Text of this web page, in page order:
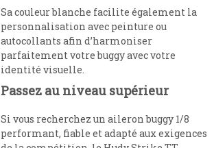
Sa couleur blanche facilite également la
personnalisation avec peinture ou
autocollants afin d’harmoniser
parfaitement votre buggy avec votre
identité visuelle.
Passez au niveau supérieur
Si vous recherchez un aileron buggy 1/8
performant, fiable et adapté aux exigences